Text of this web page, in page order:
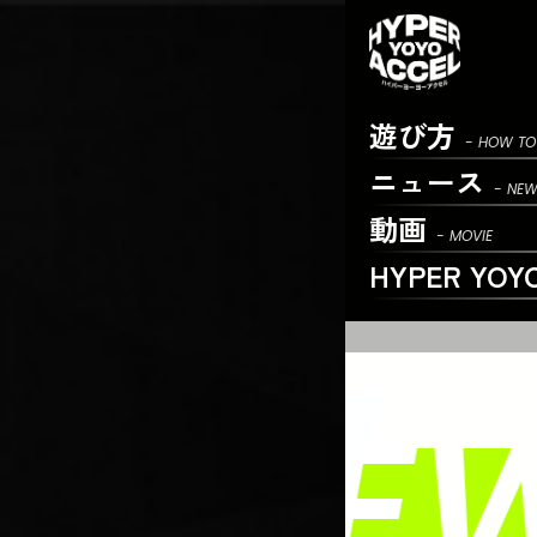
遊び方 - HOW
ニュース -
動画 - MOVIE
HYPER